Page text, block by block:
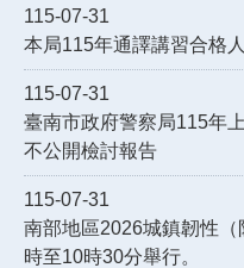
115-07-31
本局115年通譯講習合格
115-07-31
臺南市政府警察局115年
不公開檢討報告
115-07-31
南部地區2026城鎮韌性
時至10時30分舉行。